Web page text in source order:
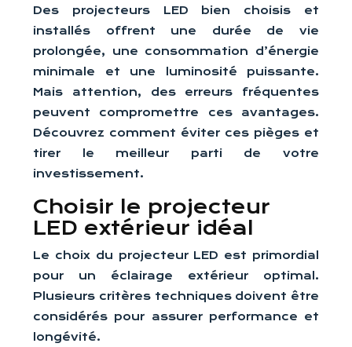
Des projecteurs LED bien choisis et
installés offrent une durée de vie
prolongée, une consommation d’énergie
minimale et une luminosité puissante.
Mais attention, des erreurs fréquentes
peuvent compromettre ces avantages.
Découvrez comment éviter ces pièges et
tirer le meilleur parti de votre
investissement.
Choisir le projecteur
LED extérieur idéal
Le choix du projecteur LED est primordial
pour un éclairage extérieur optimal.
Plusieurs critères techniques doivent être
considérés pour assurer performance et
longévité.